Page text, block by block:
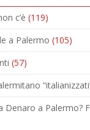
c’è (119)
a Palermo (105)
(57)
Denaro a Palermo?